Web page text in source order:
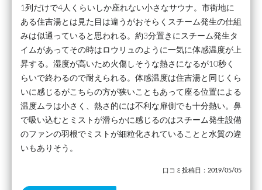
1列だけで4人くらいしか座れない小さなサウナ。市街地に
ある住吉湯とは見た目は違うがおそらくスチーム発生の仕組
みは似通っていると思われる。約3分置きにスチーム発生タ
イムがあってその時はロウリュのように一気に体感温度が上
昇する。湿度が高いため火傷しそうな熱さになるが10秒く
らいで終わるので耐えられる。体感温度は住吉湯と同じくら
いに感じるがこちらの方が狭いこともあって座る位置による
温度ムラは小さく、熱さ的には不利な扉側でも十分熱い。鼻
で吸い込むとミストが滑らかに感じるのはスチーム発生設備
のファンの羽根でミストが細粒化されていることと水質の違
いもありそう。
口コミ投稿日：2019/05/05